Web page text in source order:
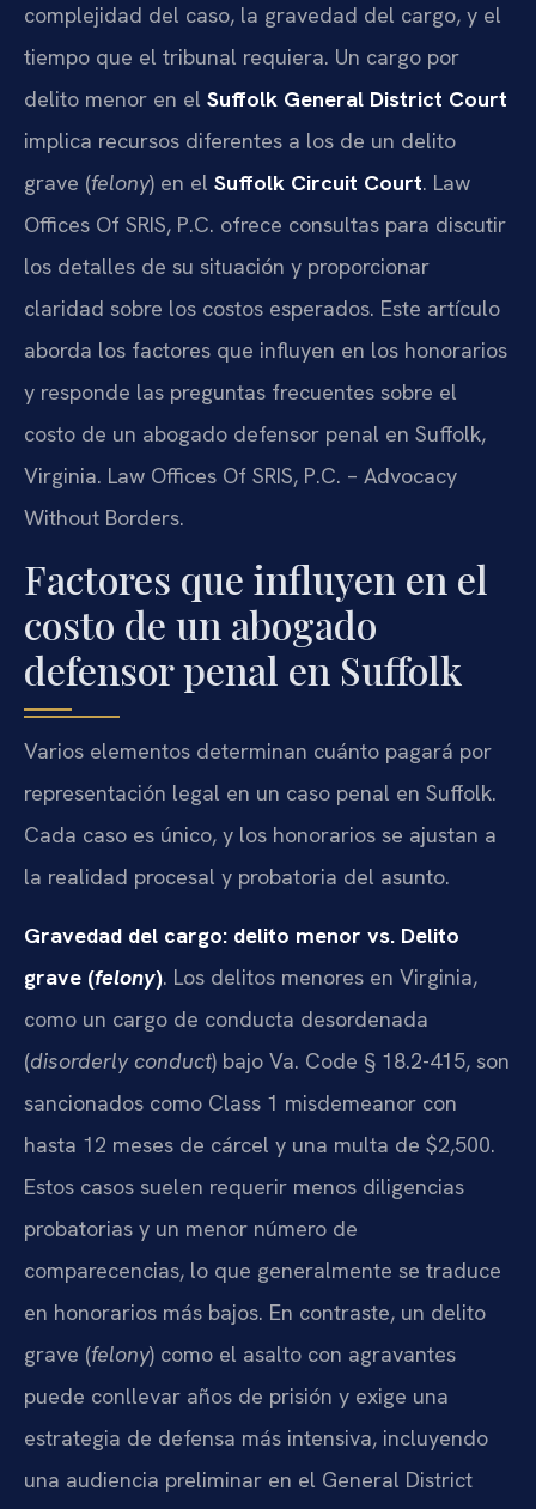
complejidad del caso, la gravedad del cargo, y el
tiempo que el tribunal requiera. Un cargo por
delito menor en el Suffolk General District Court
implica recursos diferentes a los de un delito
grave (felony) en el Suffolk Circuit Court. Law
Offices Of SRIS, P.C. ofrece consultas para discutir
los detalles de su situación y proporcionar
claridad sobre los costos esperados. Este artículo
aborda los factores que influyen en los honorarios
y responde las preguntas frecuentes sobre el
costo de un abogado defensor penal en Suffolk,
Virginia. Law Offices Of SRIS, P.C. – Advocacy
Without Borders.
Factores que influyen en el
costo de un abogado
defensor penal en Suffolk
Varios elementos determinan cuánto pagará por
representación legal en un caso penal en Suffolk.
Cada caso es único, y los honorarios se ajustan a
la realidad procesal y probatoria del asunto.
Gravedad del cargo: delito menor vs. Delito
grave (felony). Los delitos menores en Virginia,
como un cargo de conducta desordenada
(disorderly conduct) bajo Va. Code § 18.2-415, son
sancionados como Class 1 misdemeanor con
hasta 12 meses de cárcel y una multa de $2,500.
Estos casos suelen requerir menos diligencias
probatorias y un menor número de
comparecencias, lo que generalmente se traduce
en honorarios más bajos. En contraste, un delito
grave (felony) como el asalto con agravantes
puede conllevar años de prisión y exige una
estrategia de defensa más intensiva, incluyendo
una audiencia preliminar en el General District